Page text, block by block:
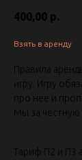
400,00 р.
Взять в аренду
Правила
игру. Игру
про нее и
Мы за честную
Тариф П2 и П3